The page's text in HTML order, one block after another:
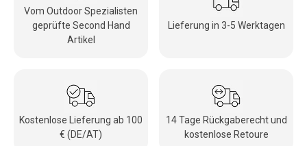
Vom Outdoor Spezialisten
geprüfte Second Hand
Artikel
Lieferung in 3-5 Werktagen
Kostenlose Lieferung ab 100
€ (DE/AT)
14 Tage Rückgaberecht und
kostenlose Retoure